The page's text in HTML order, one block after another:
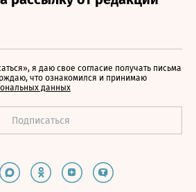
я даю свое согласие получать письма
что ознакомился и принимаю
данных